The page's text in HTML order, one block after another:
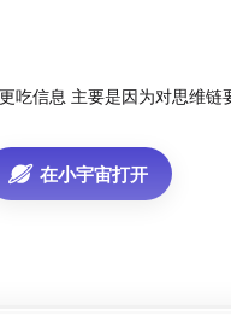
算法
代人生目的的思考
吃信息 主要是因为对思维链
在小宇宙打开